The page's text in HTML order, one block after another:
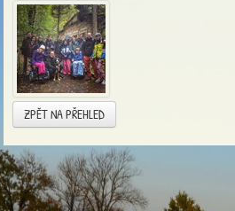
ZPĚT NA PŘEHLED